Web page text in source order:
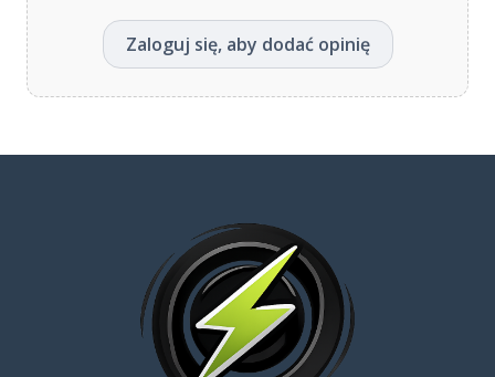
Zaloguj się, aby dodać opinię